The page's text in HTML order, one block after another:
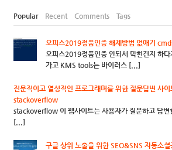
Popular Recent Comments Tags
오피스2019정품인증 해제방법 없애기
오피스2019정품인증 안되서 막힌건지 하
가고 KMS tools는 바이러스 [...]
전문적이고 열성적인 프로그래머를 위한 질문답변 사
stackoverflow
stackoverflow 이 웹사이트는 사용자가 질문하고 답변
[...]
구글 상위 노출을 위한 SEO&SNS 자동소셜